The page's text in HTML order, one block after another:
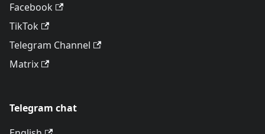
Facebook
TikTok
Telegram Channel
Matrix
Telegram chat